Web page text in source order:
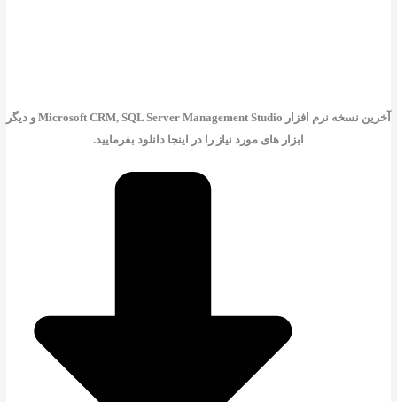
آخرین نسخه نرم افزار Microsoft CRM, SQL Server Management Studio و دیگر
ابزار های مورد نیاز را در اینجا دانلود بفرمایید.